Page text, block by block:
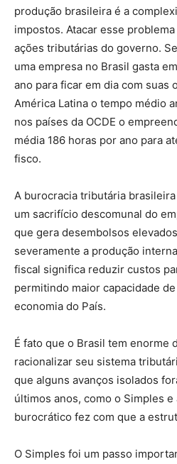
produção brasileira é a
impostos. Atacar esse
ações tributárias do governo.
uma empresa no Brasil gasta
ano para ficar em dia com suas
América Latina o tempo médio
nos países da OCDE o
média 186 horas por ano para
fisco.
A burocracia tributária
um sacrifício descomunal do
que gera desembolsos
severamente a produção
fiscal significa reduzir custos
permitindo maior capacidade
economia do País.
É fato que o Brasil tem enorme
racionalizar seu sistema
que alguns avanços isolados
últimos anos, como o Simples e
burocrático fez com que a
O Simples foi um passo